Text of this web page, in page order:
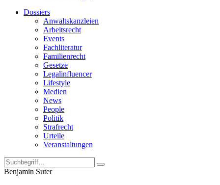
Dossiers
Anwaltskanzleien
Arbeitsrecht
Events
Fachliteratur
Familienrecht
Gesetze
Legalinfluencer
Lifestyle
Medien
News
People
Politik
Strafrecht
Urteile
Veranstaltungen
Benjamin Suter